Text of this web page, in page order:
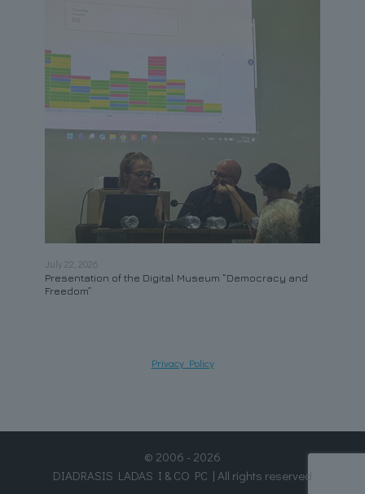
July 22, 2026
Presentation of the Digital Museum “Democracy and
Freedom”
Privacy Policy
© 2006 - 2026
DIADRASIS LADAS I & CO PC | All rights reserved